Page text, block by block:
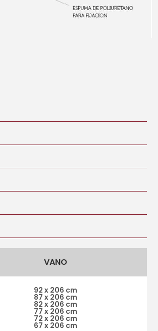
VANO
92 x 206 cm
87 x 206 cm
82 x 206 cm
77 x 206 cm
72 x 206 cm
67 x 206 cm